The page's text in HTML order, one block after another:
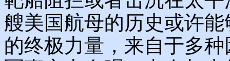
艘美国航母的历史或许
的终极力量，来自于多